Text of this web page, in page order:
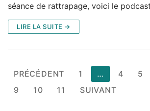
séance de rattrapage, voici le
LIRE LA SUITE →
Pagination
des
PRÉCÉDENT 1 … 4 5
9
10 11 SUIVANT